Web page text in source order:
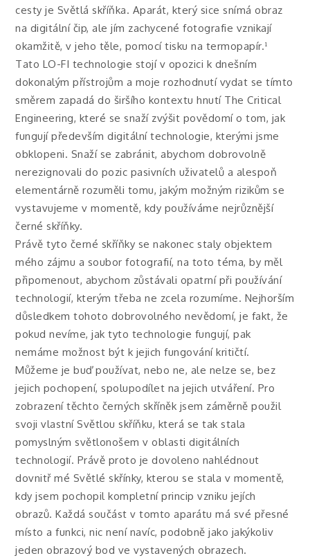
cesty je Světlá skříňka. Aparát, který sice snímá obraz
na digitální čip, ale jím zachycené fotografie vznikají
okamžitě, v jeho těle, pomocí tisku na termopapír.¹
Tato LO-FI technologie stojí v opozici k dnešním
dokonalým přístrojům a moje rozhodnutí vydat se tímto
směrem zapadá do širšího kontextu hnutí The Critical
Engineering, které se snaží zvýšit povědomí o tom, jak
fungují především digitální technologie, kterými jsme
obklopeni. Snaží se zabránit, abychom dobrovolně
nerezignovali do pozic pasivních uživatelů a alespoň
elementárně rozuměli tomu, jakým možným rizikům se
vystavujeme v momentě, kdy používáme nejrůznější
černé skříňky.
Právě tyto černé skříňky se nakonec staly objektem
mého zájmu a soubor fotografií, na toto téma, by měl
připomenout, abychom zůstávali opatrní při používání
technologií, kterým třeba ne zcela rozumíme. Nejhorším
důsledkem tohoto dobrovolného nevědomí, je fakt, že
pokud nevíme, jak tyto technologie fungují, pak
nemáme možnost být k jejich fungování kritičtí.
Můžeme je buď používat, nebo ne, ale nelze se, bez
jejich pochopení, spolupodílet na jejich utváření. Pro
zobrazení těchto černých skříněk jsem záměrně použil
svoji vlastní Světlou skříňku, která se tak stala
pomyslným světlonošem v oblasti digitálních
technologií. Právě proto je dovoleno nahlédnout
dovnitř mé Světlé skřínky, kterou se stala v momentě,
kdy jsem pochopil kompletní princip vzniku jejích
obrazů. Každá součást v tomto aparátu má své přesné
místo a funkci, nic není navíc, podobně jako jakýkoliv
jeden obrazový bod ve vystavených obrazech.